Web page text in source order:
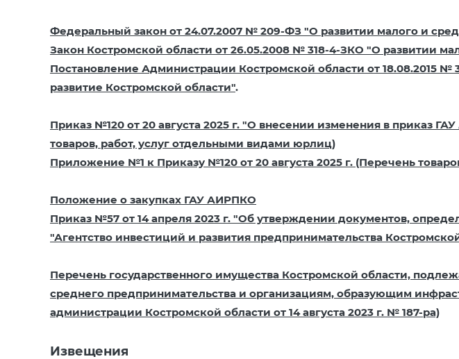
​Федеральный закон от 24.07.2007 № 209-ФЗ "О развитии малого и
Закон Костромской области от 26.05.2008 № 318-4-ЗКО "О развитии
Постановление Администрации Костромской области от 18.08.2015
развитие Костромской области".
Приказ №120 от 20 августа 2025 г. "О внесении изменения в приказ
товаров, работ, услуг отдельными видами юрлиц)
Приложение №1 к Приказу №120 от 20 августа 2025 г. (Перечень
Положение о закупках ГАУ АИРПКО
Приказ №57 от 14 апреля 2023 г. "Об утверждении документов,
"Агентство инвестиций и развития предпринимательства
Перечень государственного имущества Костромской области,
среднего предпринимательства и организациям, образующим
администрации Костромской области от 14 августа 2023 г. № 187-ра)
Извещения